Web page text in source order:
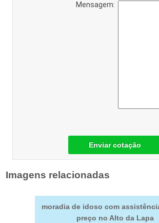
Mensagem:
Enviar cotação
Imagens relacionadas
moradia de idoso com
preço no Alto da Lapa